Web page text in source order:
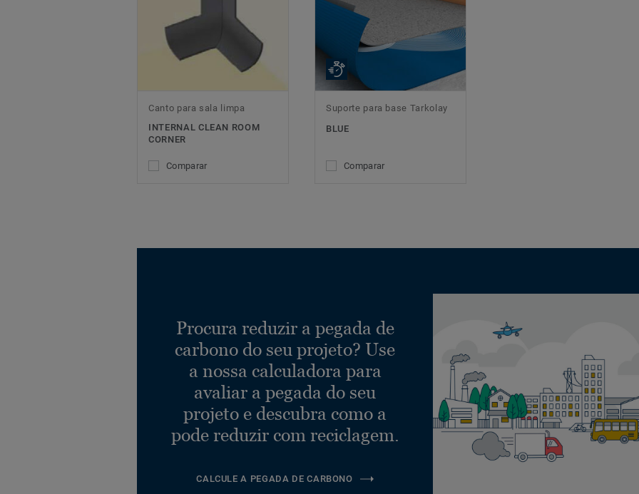
Canto para sala limpa
INTERNAL CLEAN ROOM
CORNER
Comparar
Suporte para base Tarkolay
BLUE
Comparar
Procura reduzir a pegada de
carbono do seu projeto? Use
a nossa calculadora para
avaliar a pegada do seu
projeto e descubra como a
pode reduzir com reciclagem.
CALCULE A PEGADA DE CARBONO